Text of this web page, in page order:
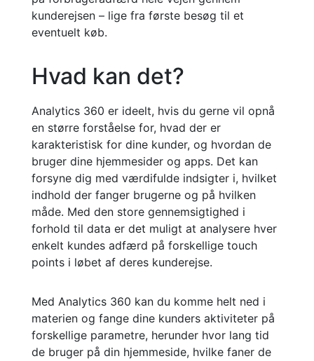
kunderejsen– lige fra første besøg til et
eventuelt køb.
Hvad kan det?
Analytics 360 er ideelt, hvis du gerne vil opnå
en større forståelse for, hvad der er
karakteristisk for dine kunder, og hvordan de
bruger dine hjemmesider og apps. Det kan
forsyne dig med værdifulde indsigter i, hvilket
indhold der fanger brugerne og på hvilken
måde. Med den store gennemsigtighed i
forhold til data er det muligt at analysere hver
enkelt kundes adfærd på forskellige touch
points i løbet af deres kunderejse.
Med Analytics 360 kan du komme helt ned i
materien og fange dine kunders aktiviteter på
forskellige parametre, herunder hvor lang tid
de bruger på din hjemmeside, hvilke faner de